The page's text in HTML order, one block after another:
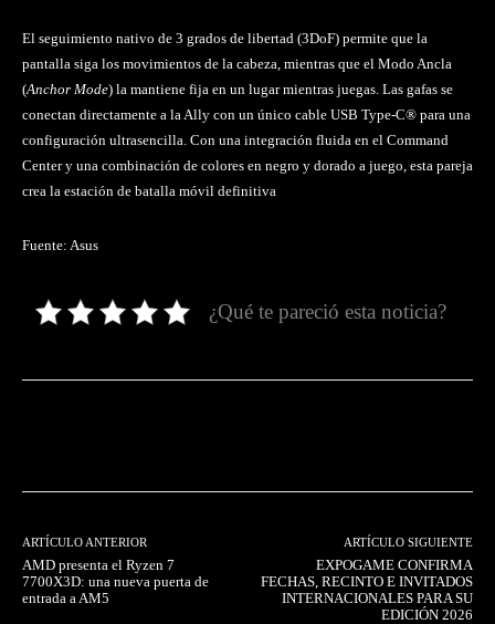
El seguimiento nativo de 3 grados de libertad (3DoF) permite que la
pantalla siga los movimientos de la cabeza, mientras que el Modo Ancla
(Anchor Mode) la mantiene fija en un lugar mientras juegas. Las gafas se
conectan directamente a la Ally con un único cable USB Type-C® para una
configuración ultrasencilla. Con una integración fluida en el Command
Center y una combinación de colores en negro y dorado a juego, esta pareja
crea la estación de batalla móvil definitiva
Fuente: Asus
¿Qué te pareció esta noticia?
ARTÍCULO ANTERIOR
AMD presenta el Ryzen 7
7700X3D: una nueva puerta de
entrada a AM5
ARTÍCULO SIGUIENTE
EXPOGAME CONFIRMA
FECHAS, RECINTO E INVITADOS
INTERNACIONALES PARA SU
EDICIÓN 2026